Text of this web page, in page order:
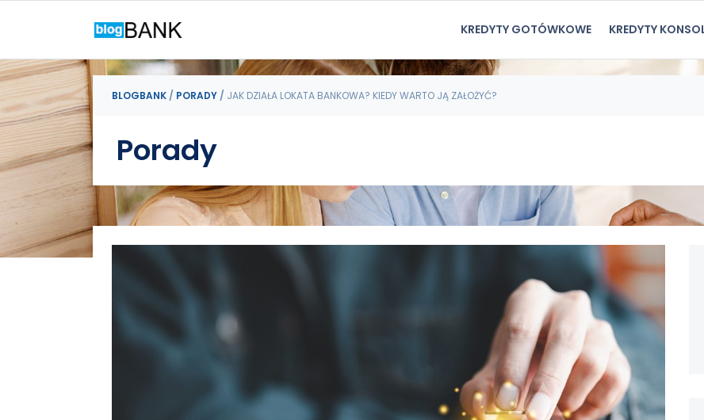
KREDYTY GOTÓWKOWE KREDYTY
BLOGBANK / PORADY / JAK DZIAŁA LOKATA BANKOWA? KIEDY WARTO JĄ ZAŁOŻYĆ?
Porady